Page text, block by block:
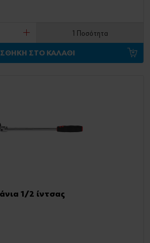
1 Ποσότητα
ΣΤΟ ΚΑΛΑΘΙ
1/2 ίντσας